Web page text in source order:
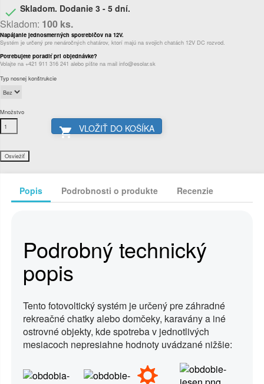
 Skladom. Dodanie 3 - 5 dní.
Skladom: 100 ks.
Napájanie jednosmerných spotrebičov na 12V.
Systém je určený pre nenáročných chatárov, ktorí majú na svojich chatách 12V DC rozvod.
Potrebujete poradiť pri objednávke?
Volajte na +421 911 316 241 alebo píšte na mail info@esolar.sk
Typ nosnej konštrukcie
Množstvo
 VLOŽIŤ DO KOŠÍKA
Popis Podrobnosti o produkte Recenzie
Podrobný technický
popis
Tento fotovoltický systém je určený pre záhradné
rekreačné chatky alebo domčeky, karavány a iné
ostrovné objekty, kde spotreba v jednotlivých
mesiacoch nepresiahne hodnoty uvádzané nižšie: